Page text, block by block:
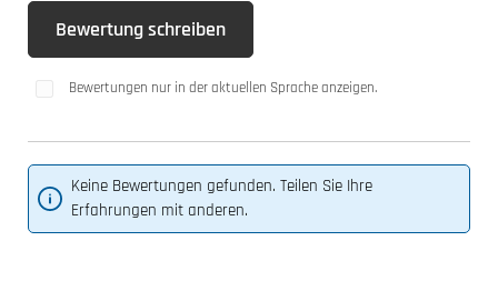
Bewertung schreiben
Bewertungen nur in der aktuellen Sprache anzeigen.
Keine Bewertungen gefunden. Teilen Sie Ihre
Erfahrungen mit anderen.